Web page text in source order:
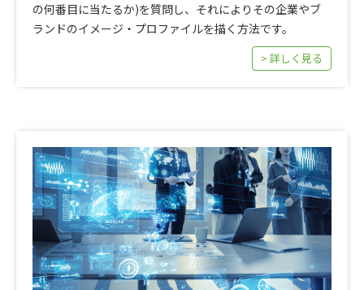
の何番目に当たるか)を質問し、それによりその企業やブ
ランドのイメージ・プロファイルを描く方法です。
> 詳しく見る